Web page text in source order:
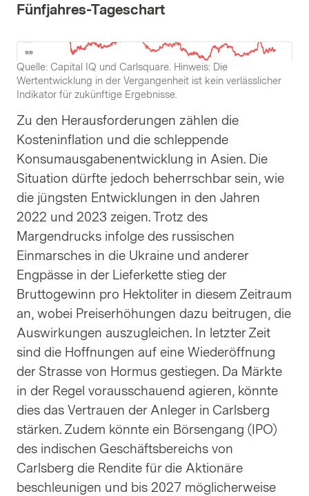
Fünfjahres-Tageschart
Quelle: Capital IQ und Carlsquare. Hinweis: Die
Wertentwicklung in der Vergangenheit ist kein verlässlicher
Indikator für zukünftige Ergebnisse.
Zu den Herausforderungen zählen die
Kosteninflation und die schleppende
Konsumausgabenentwicklung in Asien. Die
Situation dürfte jedoch beherrschbar sein, wie
die jüngsten Entwicklungen in den Jahren
2022 und 2023 zeigen. Trotz des
Margendrucks infolge des russischen
Einmarsches in die Ukraine und anderer
Engpässe in der Lieferkette stieg der
Bruttogewinn pro Hektoliter in diesem Zeitraum
an, wobei Preiserhöhungen dazu beitrugen, die
Auswirkungen auszugleichen. In letzter Zeit
sind die Hoffnungen auf eine Wiederöffnung
der Strasse von Hormus gestiegen. Da Märkte
in der Regel vorausschauend agieren, könnte
dies das Vertrauen der Anleger in Carlsberg
stärken. Zudem könnte ein Börsengang (IPO)
des indischen Geschäftsbereichs von
Carlsberg die Rendite für die Aktionäre
beschleunigen und bis 2027 möglicherweise